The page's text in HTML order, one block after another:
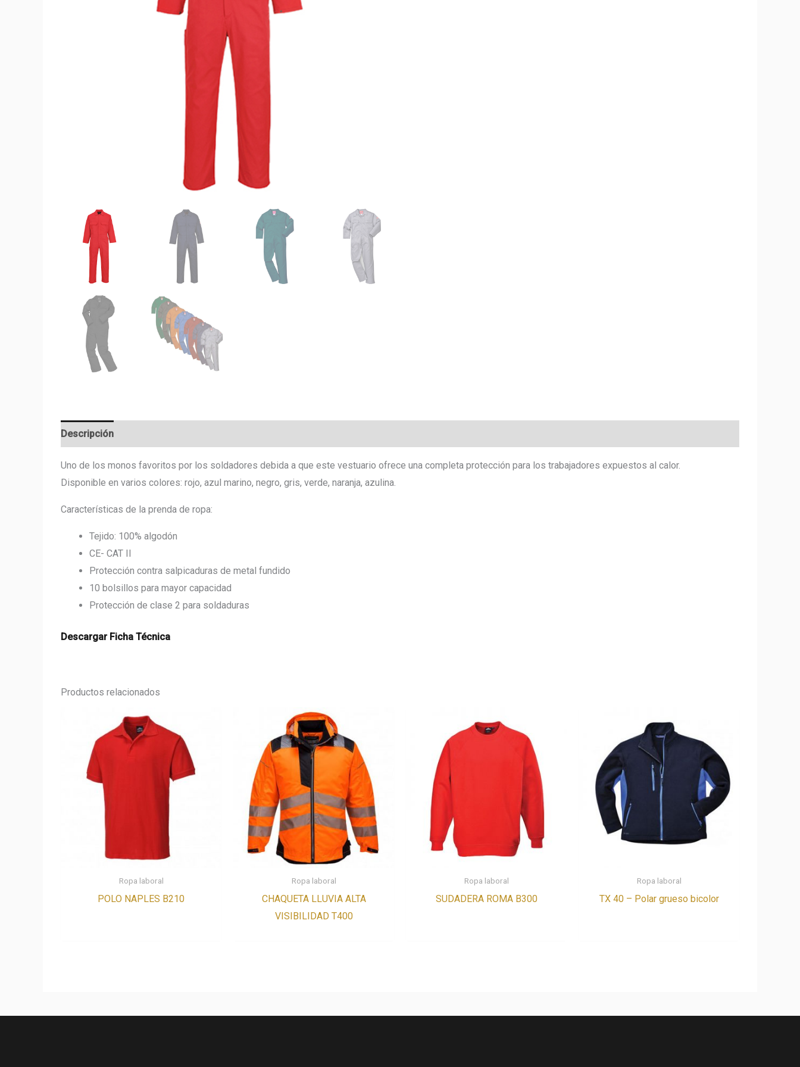
Descripción
Uno de los monos favoritos por los soldadores debida a que este vestuario ofrece una completa protección para los trabajadores expuestos al calor.
Disponible en varios colores: rojo, azul marino, negro, gris, verde, naranja, azulina.
Características de la prenda de ropa:
Tejido: 100% algodón
CE- CAT II
Protección contra salpicaduras de metal fundido
10 bolsillos para mayor capacidad
Protección de clase 2 para soldaduras
Descargar Ficha Técnica
Productos relacionados
Ropa laboral
POLO NAPLES B210
Ropa laboral
CHAQUETA LLUVIA ALTA
VISIBILIDAD T400
Ropa laboral
SUDADERA ROMA B300
Ropa laboral
TX 40 – Polar grueso bicolor